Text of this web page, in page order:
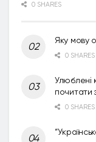
0 SHARES
Яку мову
0 SHARES
Улюблені
почитати
0 SHARES